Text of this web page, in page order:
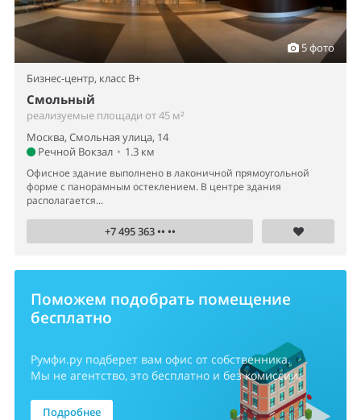
5 фото
Бизнес-центр, класс B+
Смольный
реализуемые площади от 45 м²
Москва, Смольная улица, 14
Речной Вокзал • 1.3 км
Офисное здание выполнено в лаконичной прямоугольной
форме с панорамным остеклением. В центре здания
располагается...
+7 495 363 •• ••
Поможем подобрать помещение
бесплатно
Румфи.ру подберет вам офис от собственника.
Мы не агентство, это бесплатно и без комиссии.
Подробнее